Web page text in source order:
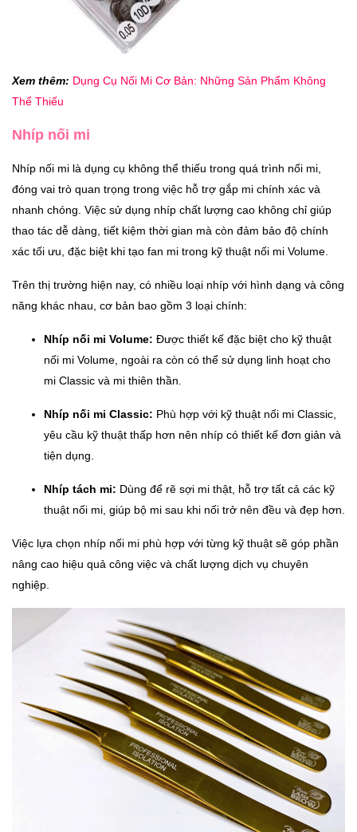
Xem thêm: Dụng Cụ Nối Mi Cơ Bản: Những Sản Phẩm Không
Thể Thiếu
Nhíp nối mi
Nhíp nối mi là dụng cụ không thể thiếu trong quá trình nối mi,
đóng vai trò quan trọng trong việc hỗ trợ gắp mi chính xác và
nhanh chóng. Việc sử dụng nhíp chất lượng cao không chỉ giúp
thao tác dễ dàng, tiết kiệm thời gian mà còn đảm bảo độ chính
xác tối ưu, đặc biệt khi tạo fan mi trong kỹ thuật nối mi Volume.
Trên thị trường hiện nay, có nhiều loại nhíp với hình dạng và công
năng khác nhau, cơ bản bao gồm 3 loại chính:
Nhíp nối mi Volume: Được thiết kế đặc biệt cho kỹ thuật
nối mi Volume, ngoài ra còn có thể sử dụng linh hoạt cho
mi Classic và mi thiên thần.
Nhíp nối mi Classic: Phù hợp với kỹ thuật nối mi Classic,
yêu cầu kỹ thuật thấp hơn nên nhíp có thiết kế đơn giản và
tiện dụng.
Nhíp tách mi: Dùng để rẽ sợi mi thật, hỗ trợ tất cả các kỹ
thuật nối mi, giúp bộ mi sau khi nối trở nên đều và đẹp hơn.
Việc lựa chọn nhíp nối mi phù hợp với từng kỹ thuật sẽ góp phần
nâng cao hiệu quả công việc và chất lượng dịch vụ chuyên
nghiệp.